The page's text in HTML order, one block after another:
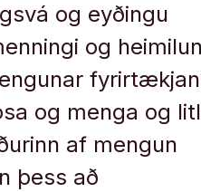
og eyðingu
og
og menga og
af mengun
þess að